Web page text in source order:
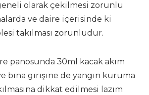
olarak çekilmesi zorunlu
ve daire içerisinde ki
takılması zorunludur.
panosunda 30ml kacak akım
bina girişine de yangın kuruma
dikkat edilmesi lazım